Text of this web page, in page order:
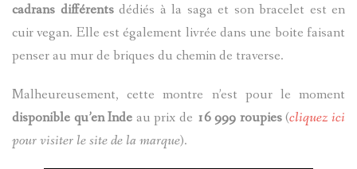
cadrans différentsdédiés à la saga et son bracelet est en
cuir vegan. Elle est également livrée dans une boite faisant
penser au mur de briques du chemin de traverse.
Malheureusement, cette montre n’est pour le moment
disponible qu’en Inde au prix de 16 999 roupies(cliquez ici
pour visiter le site de la marque).